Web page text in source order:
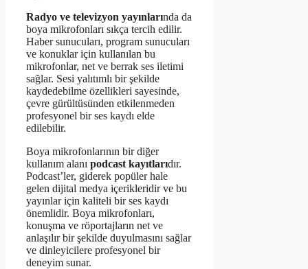
Radyo ve televizyon yayınlarında da
boya mikrofonları sıkça tercih edilir.
Haber sunucuları, program sunucuları
ve konuklar için kullanılan bu
mikrofonlar, net ve berrak ses iletimi
sağlar. Sesi yalıtımlı bir şekilde
kaydedebilme özellikleri sayesinde,
çevre gürültüsünden etkilenmeden
profesyonel bir ses kaydı elde
edilebilir.
Boya mikrofonlarının bir diğer
kullanım alanı podcast kayıtlarıdır.
Podcast’ler, giderek popüler hale
gelen dijital medya içerikleridir ve bu
yayınlar için kaliteli bir ses kaydı
önemlidir. Boya mikrofonları,
konuşma ve röportajların net ve
anlaşılır bir şekilde duyulmasını sağlar
ve dinleyicilere profesyonel bir
deneyim sunar.